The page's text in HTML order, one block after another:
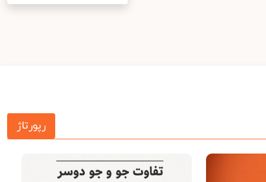
رپورتاژ